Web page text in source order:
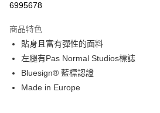
運送方式
全家店到店
每筆NT$80，滿NT$10,000(含以上)免運費
6995678
商品特色
貼身且富有彈性的面料
左腿有Pas Normal Studios標誌
Bluesign® 藍標認證
Made in Europe